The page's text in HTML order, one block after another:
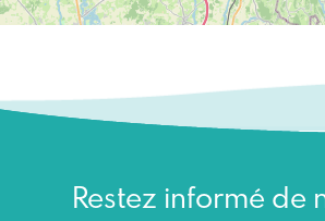
Restez informé de